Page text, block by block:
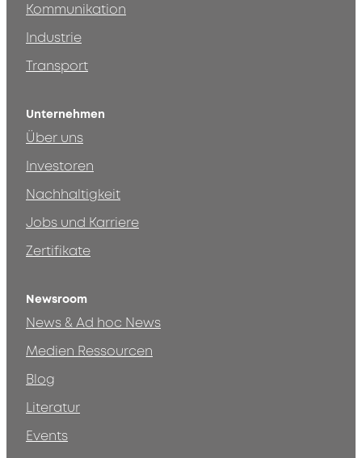
Kommunikation
Industrie
Transport
Unternehmen
Über uns
Investoren
Nachhaltigkeit
Jobs und Karriere
Zertifikate
Newsroom
News & Ad hoc News
Medien Ressourcen
Blog
Literatur
Events